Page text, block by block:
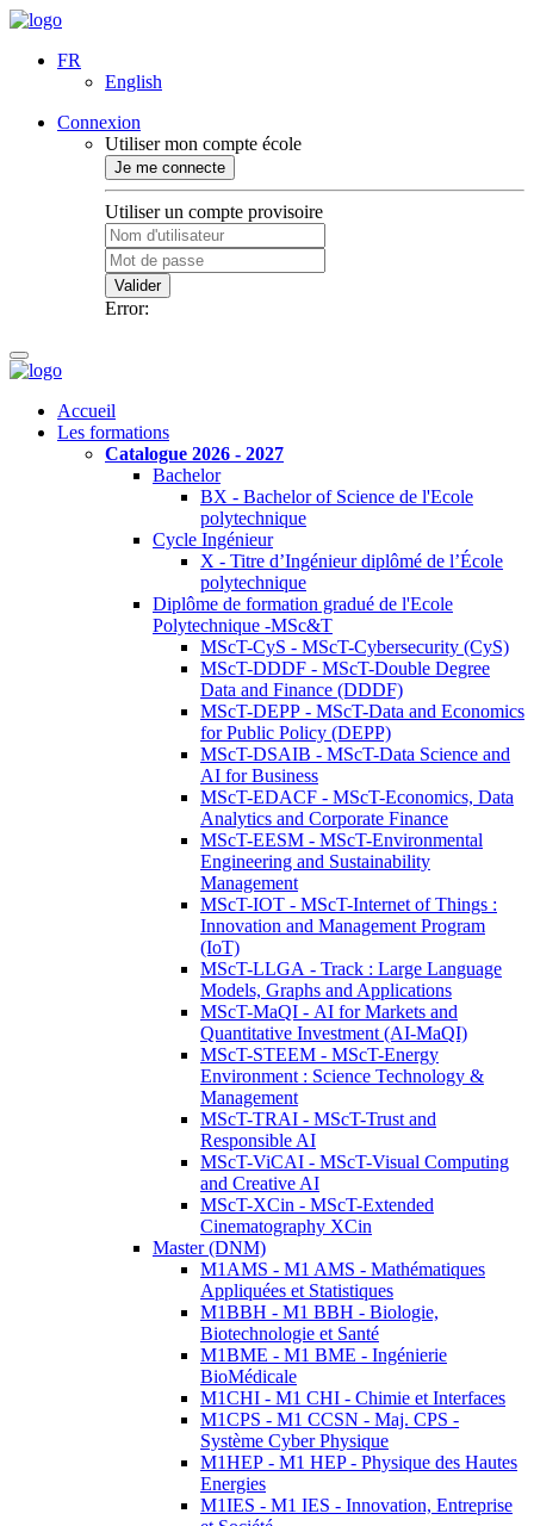
FR
English
Connexion
Utiliser mon compte école
Je me connecte
Utiliser un compte provisoire
Valider
Error:
Accueil
Les formations
Catalogue 2026 - 2027
Bachelor
BX - Bachelor of Science de l'Ecole
polytechnique
Cycle Ingénieur
X - Titre d’Ingénieur diplômé de l’École
polytechnique
Diplôme de formation gradué de l'Ecole
Polytechnique -MSc&T
MScT-CyS - MScT-Cybersecurity (CyS)
MScT-DDDF - MScT-Double Degree
Data and Finance (DDDF)
MScT-DEPP - MScT-Data and Economics
for Public Policy (DEPP)
MScT-DSAIB - MScT-Data Science and
AI for Business
MScT-EDACF - MScT-Economics, Data
Analytics and Corporate Finance
MScT-EESM - MScT-Environmental
Engineering and Sustainability
Management
MScT-IOT - MScT-Internet of Things :
Innovation and Management Program
(IoT)
MScT-LLGA - Track : Large Language
Models, Graphs and Applications
MScT-MaQI - AI for Markets and
Quantitative Investment (AI-MaQI)
MScT-STEEM - MScT-Energy
Environment : Science Technology &
Management
MScT-TRAI - MScT-Trust and
Responsible AI
MScT-ViCAI - MScT-Visual Computing
and Creative AI
MScT-XCin - MScT-Extended
Cinematography XCin
Master (DNM)
M1AMS - M1 AMS - Mathématiques
Appliquées et Statistiques
M1BBH - M1 BBH - Biologie,
Biotechnologie et Santé
M1BME - M1 BME - Ingénierie
BioMédicale
M1CHI - M1 CHI - Chimie et Interfaces
M1CPS - M1 CCSN - Maj. CPS -
Système Cyber Physique
M1HEP - M1 HEP - Physique des Hautes
Energies
M1IES - M1 IES - Innovation, Entreprise